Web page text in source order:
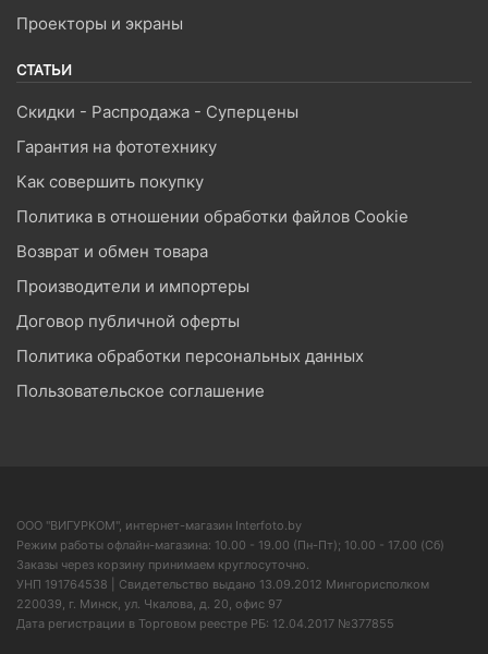
Проекторы и экраны
СТАТЬИ
Скидки - Распродажа - Суперцены
Гарантия на фототехнику
Как совершить покупку
Политика в отношении обработки файлов Cookie
Возврат и обмен товара
Производители и импортеры
Договор публичной оферты
Политика обработки персональных данных
Пользовательское соглашение
ООО "ВИГУРКОМ", интернет-магазин Interfoto.by
Режим работы офлайн-магазина: 10.00 - 19.00 (Пн-Пт); 10.00 - 17.00 (Сб)
Заказы через корзину принимаем круглосуточно.
УНП 191764538 | Свидетельство выдано 13.09.2012 Мингорисполком
220039, г. Минск, ул. Чкалова, д. 20, офис 97
Дата регистрации в Торговом реестре РБ: 12.04.2017 №377855